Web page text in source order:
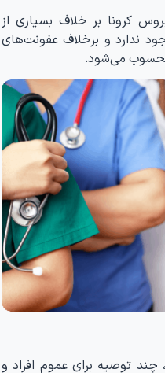
کرونا بر خلاف بسیاری از
ندارد و برخلاف عفونت‌های
محسوب می‌شود.
توصیه برای عموم افراد و